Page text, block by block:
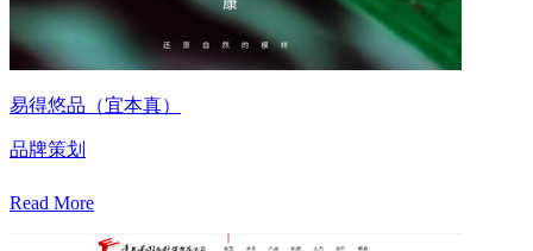
易得悠品（宜本真）
品牌策划
Read More